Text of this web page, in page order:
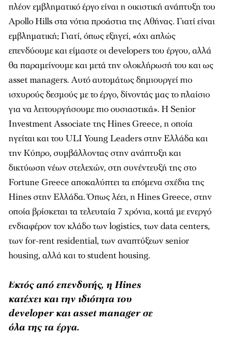
πλέον εµβληµατικό έργο είναι η οικιστική ανάπτυξη του
Apollo Hills στα νότια προάστια της Αθήνας. Γιατί είναι
εµβληµατική; Γιατί, όπως εξηγεί, «όχι απλώς
επενδύουµε και είµαστε οι developers του έργου, αλλά
θα παραµείνουµε και µετά την ολοκλήρωσή του και ως
asset managers. Αυτό αυτοµάτως δηµιουργεί πιο
ισχυρούς δεσµούς µε το έργο, δίνοντάς µας το πλαίσιο
για να λειτουργήσουµε πιο ουσιαστικά». Η Senior
Investment Associate της Hines Greece, η οποία
ηγείται και του ULI Young Leaders στην Ελλάδα και
την Κύπρο, συµβάλλοντας στην ανάπτυξη και
δικτύωση νέων στελεχών, στη συνέντευξή της στο
Fortune Greece αποκαλύπτει τα επόµενα σχέδια της
Hines στην Ελλάδα. Όπως λέει, η Hines Greece, στην
οποία βρίσκεται τα τελευταία 7 χρόνια, κοιτά µε ενεργό
ενδιαφέρον τον κλάδο των logistics, των data centers,
των for-rent residential, των αναπτύξεων senior
housing, αλλά και το student housing.
Εκτός από επενδυτής, η Hines
κατέχει και την ιδιότητα του
developer και asset manager σε
όλα της τα έργα.